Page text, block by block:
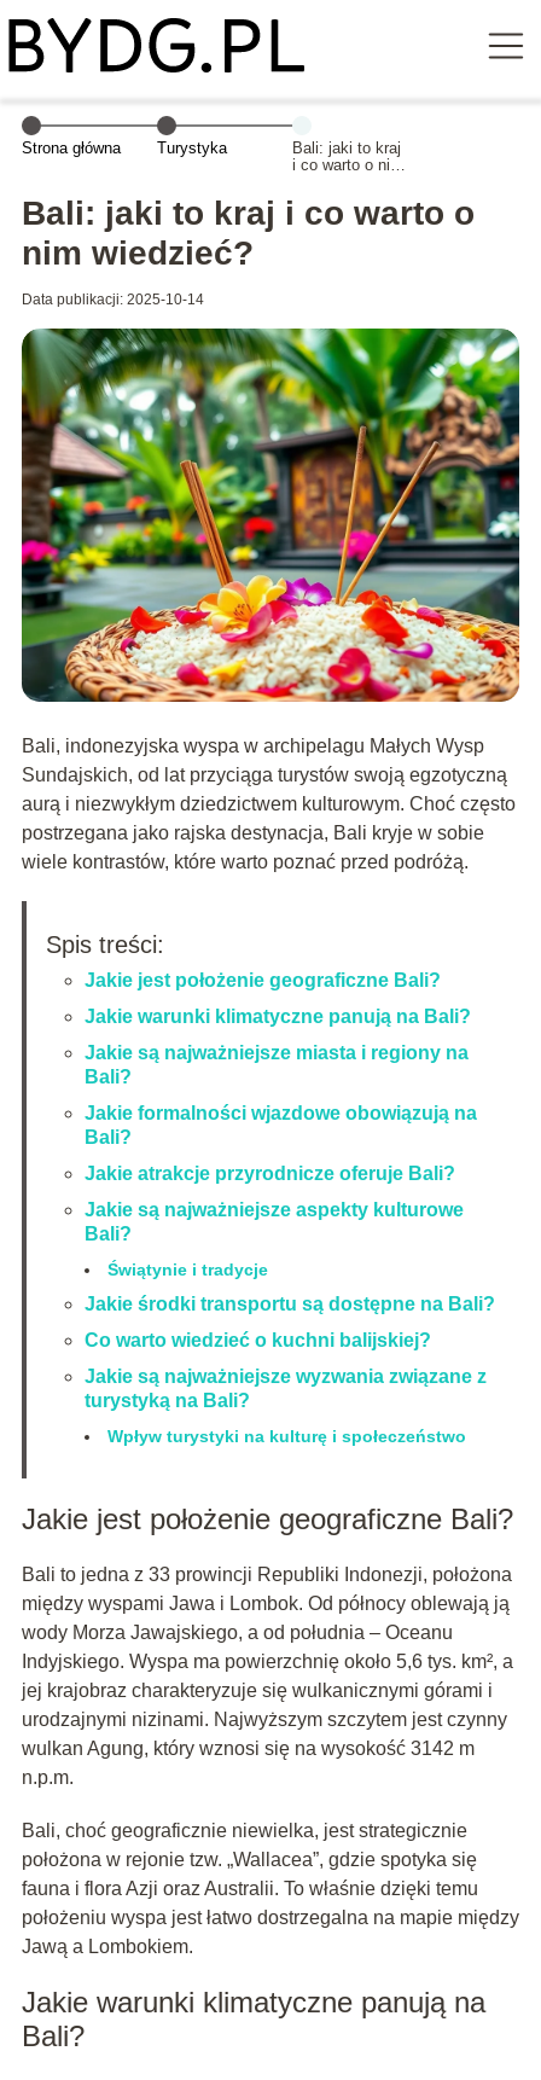
Strona główna Turystyka
Bali: jaki to kraj
i co warto o nim
Bali: jaki to kraj i co warto o
nim wiedzieć?
Data publikacji: 2025-10-14
Bali, indonezyjska wyspa w archipelagu Małych Wysp
Sundajskich, od lat przyciąga turystów swoją egzotyczną
aurą i niezwykłym dziedzictwem kulturowym. Choć często
postrzegana jako rajska destynacja, Bali kryje w sobie
wiele kontrastów, które warto poznać przed podróżą.
Spis treści:
Jakie jest położenie geograficzne Bali?
Jakie warunki klimatyczne panują na Bali?
Jakie są najważniejsze miasta i regiony na
Bali?
Jakie formalności wjazdowe obowiązują na
Bali?
Jakie atrakcje przyrodnicze oferuje Bali?
Jakie są najważniejsze aspekty kulturowe
Bali?
Świątynie i tradycje
Jakie środki transportu są dostępne na Bali?
Co warto wiedzieć o kuchni balijskiej?
Jakie są najważniejsze wyzwania związane z
turystyką na Bali?
Wpływ turystyki na kulturę i społeczeństwo
Jakie jest położenie geograficzne Bali?
Bali to jedna z 33 prowincji Republiki Indonezji, położona
między wyspami Jawa i Lombok. Od północy oblewają ją
wody Morza Jawajskiego, a od południa – Oceanu
Indyjskiego. Wyspa ma powierzchnię około 5,6 tys. km², a
jej krajobraz charakteryzuje się wulkanicznymi górami i
urodzajnymi nizinami. Najwyższym szczytem jest czynny
wulkan Agung, który wznosi się na wysokość 3142 m
n.p.m.
Bali, choć geograficznie niewielka, jest strategicznie
położona w rejonie tzw. „Wallacea”, gdzie spotyka się
fauna i flora Azji oraz Australii. To właśnie dzięki temu
położeniu wyspa jest łatwo dostrzegalna na mapie między
Jawą a Lombokiem.
Jakie warunki klimatyczne panują na
Bali?